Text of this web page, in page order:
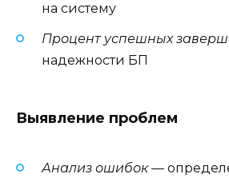
на систему
Процент успешных
надежности БП
Выявление проблем
Анализ ошибок—